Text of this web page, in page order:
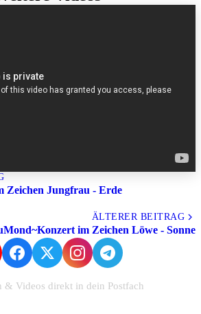
Zeichen Jungfrau - Erde
ÄLTERER BEITRAG
im Zeichen Löwe - Sonne
& Videos direkt in dein Postfach